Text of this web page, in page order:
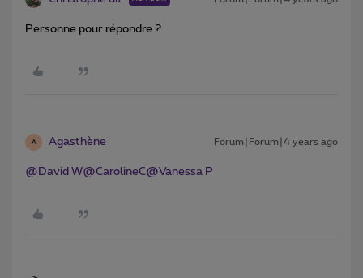
Personne pour répondre ?
A Agasthène Forum|Forum|4 years ago
@David W@CarolineC@Vanessa P